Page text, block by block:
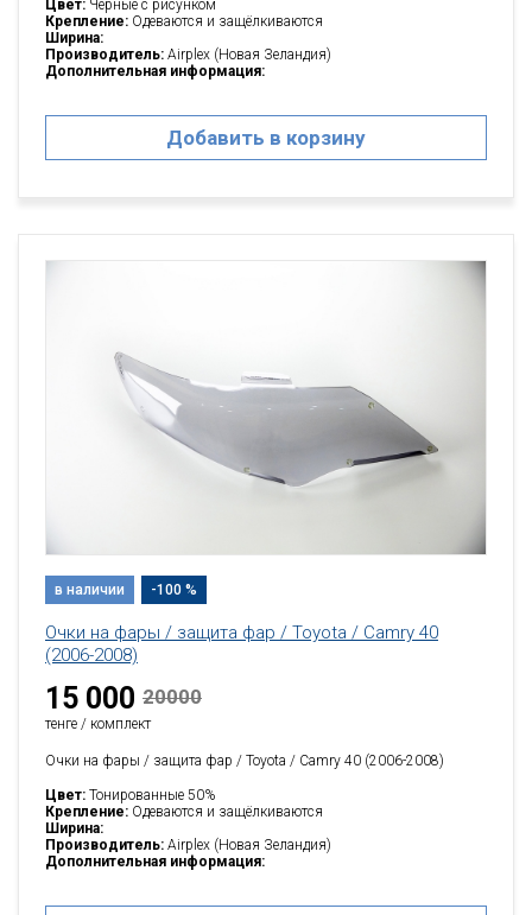
Цвет: Черные с рисунком
Крепление: Одеваются и защёлкиваются
Ширина:
Производитель: Airplex (Новая Зеландия)
Дополнительная информация:
Добавить в корзину
в наличии -100 %
Очки на фары / защита фар / Toyota / Camry 40
(2006-2008)
15 000 20000
тенге / комплект
Очки на фары / защита фар / Toyota / Camry 40 (2006-2008)
Цвет: Тонированные 50%
Крепление: Одеваются и защёлкиваются
Ширина:
Производитель: Airplex (Новая Зеландия)
Дополнительная информация: